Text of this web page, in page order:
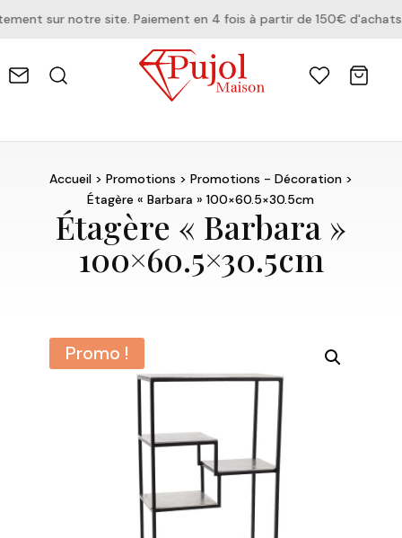
sur notre site. Paiement en 4 fois à partir de 150€ d'achats.
Accueil> Promotions > Promotions - Décoration>
Étagère « Barbara » 100×60.5×30.5cm
Étagère « Barbara »
100×60.5×30.5cm
Promo !